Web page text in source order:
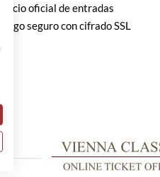
Socio oficial de entradas
Pago seguro con cifrado SSL